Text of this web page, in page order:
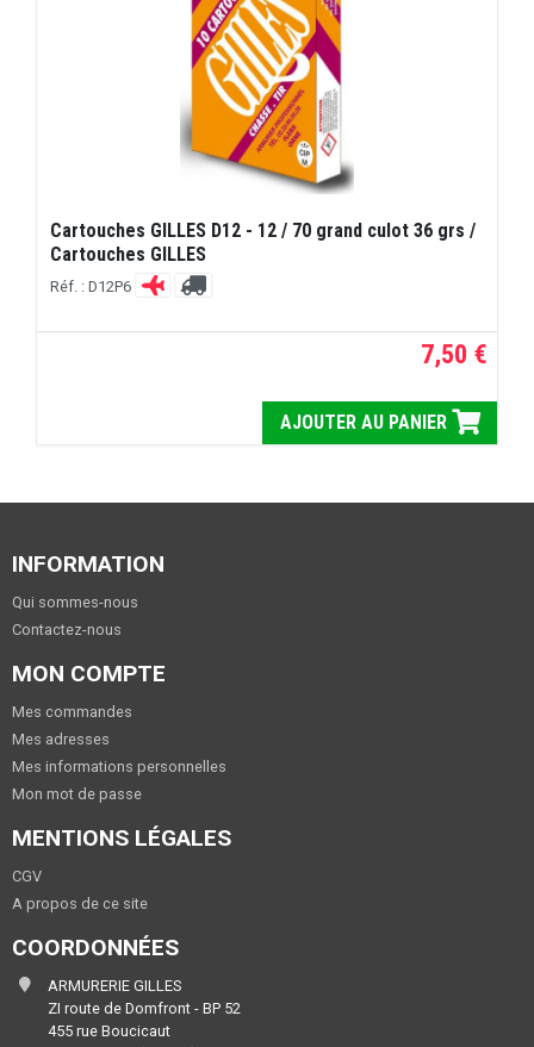
Cartouches GILLES D12 - 12 / 70 grand culot 36 grs /
Cartouches GILLES
Réf. : D12P6
7,50 €
AJOUTER AU PANIER
INFORMATION
Qui sommes-nous
Contactez-nous
MON COMPTE
Mes commandes
Mes adresses
Mes informations personnelles
Mon mot de passe
MENTIONS LÉGALES
CGV
A propos de ce site
COORDONNÉES
ARMURERIE GILLES
ZI route de Domfront - BP 52
455 rue Boucicaut